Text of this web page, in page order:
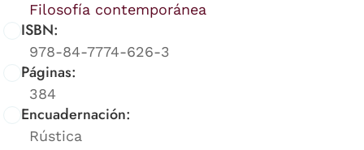
Filosofía contemporánea
ISBN:
978-84-7774-626-3
Páginas:
384
Encuadernación:
Rústica